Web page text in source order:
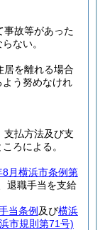
事故等があった
ない。
居を離れる場合
う努めなけれ
支払方法及び支
ろによる。
月横浜市条例第
退職手当を支給
当条例 及び横浜
市規則第71号)